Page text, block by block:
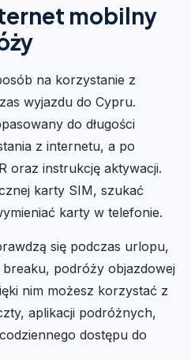
mobilny
na korzystanie z
wyjazdu do Cypru.
do długości
z internetu, a po
oraz instrukcję aktywacji.
karty SIM, szukać
karty w telefonie.
się podczas urlopu,
podróży objazdowej
nim możesz korzystać z
aplikacji podróżnych,
dostępu do